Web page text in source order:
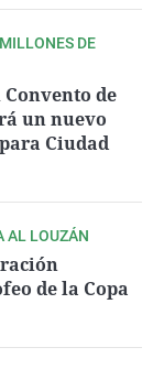
DE
de
un nuevo
Ciudad
AL LOUZÁN
de la Copa